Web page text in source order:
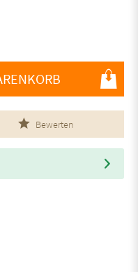
Bewerten